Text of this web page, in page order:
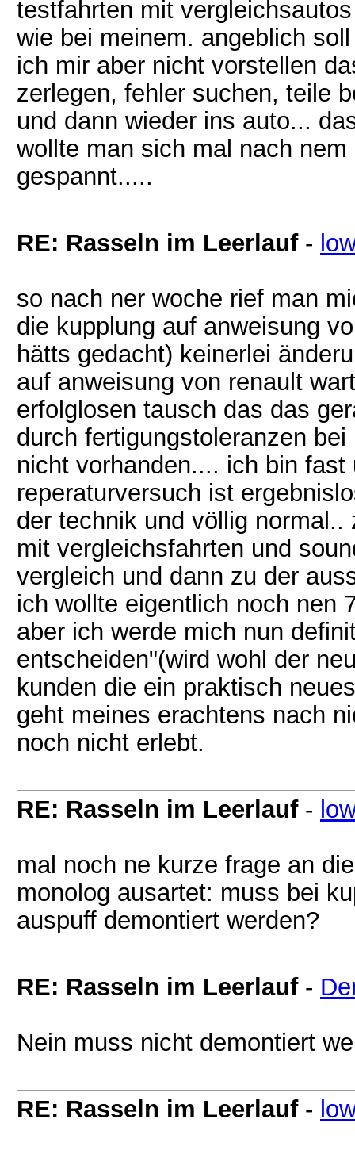
testfahrten mit
wie bei meinem. angeblich
ich mir aber nicht vorstellen
zerlegen, fehler suchen, teile
und dann wieder ins auto...
wollte man sich mal nach
gespannt.....
RE: Rasseln im Leerlauf-
so nach ner woche rief man
die kupplung auf anweisung
hätts gedacht) keinerlei
auf anweisung von renault
erfolglosen tausch das das
durch fertigungstoleranzen
nicht vorhanden.... ich bin
reperaturversuch ist
der technik und völlig
mit vergleichsfahrten und
vergleich und dann zu der
ich wollte eigentlich noch nen
aber ich werde mich nun
entscheiden"(wird wohl der
kunden die ein praktisch
geht meines erachtens nach
noch nicht erlebt.
RE: Rasseln im Leerlauf-
mal noch ne kurze frage an
monolog ausartet: muss bei
auspuff demontiert werden?
RE: Rasseln im Leerlauf-
Nein muss nicht demontiert
RE: Rasseln im Leerlauf-